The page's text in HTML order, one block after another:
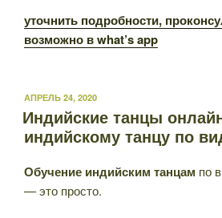
уточнить подробности,
возможно в what’s app
ОПУБЛИКОВАНО
АПРЕЛЬ 24, 2020
Индийские танцы
индийскому танцу по
Обучение индийским танцам по
— это просто.